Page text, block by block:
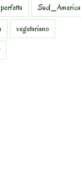
Sud_America
vegetariano